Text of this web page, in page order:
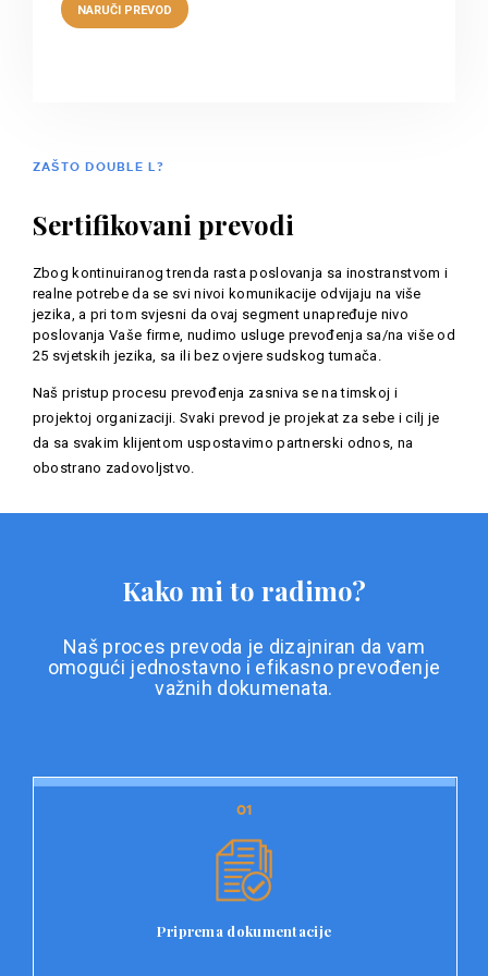
ZAŠTO DOUBLE L?
Sertifikovani prevodi
Zbog kontinuiranog trenda rasta poslovanja sa inostranstvom i
realne potrebe da se svi nivoi komunikacije odvijaju na više
jezika, a pri tom svjesni da ovaj segment unapređuje nivo
poslovanja Vaše firme, nudimo usluge prevođenja sa/na više od
25 svjetskih jezika, sa ili bez ovjere sudskog tumača.
Naš pristup procesu prevođenja zasniva se na timskoj i
projektoj organizaciji. Svaki prevod je projekat za sebe i cilj je
da sa svakim klijentom uspostavimo partnerski odnos, na
obostrano zadovoljstvo.
Kako mi to radimo?
Naš proces prevoda je dizajniran da vam
omogući jednostavno i efikasno prevođenje
važnih dokumenata.
01
Priprema dokumentacije
01
Prvi korak u našem procesu prevoda je priprema
dokumentacije. Korisnici jednostavno učitavaju svoje
dokumenta, kao i specifične zahtjeve za prevod.